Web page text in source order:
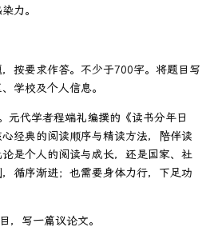
力。
按要求作答。不少于700字。将题目写
学校及个人信息。
元代学者程端礼编撰的《读书分年日
经典的阅读顺序与精读方法，陪伴读
是个人的阅读与成长，还是国家、社
循序渐进；也需要身体力行，下足功
，写一篇议论文。